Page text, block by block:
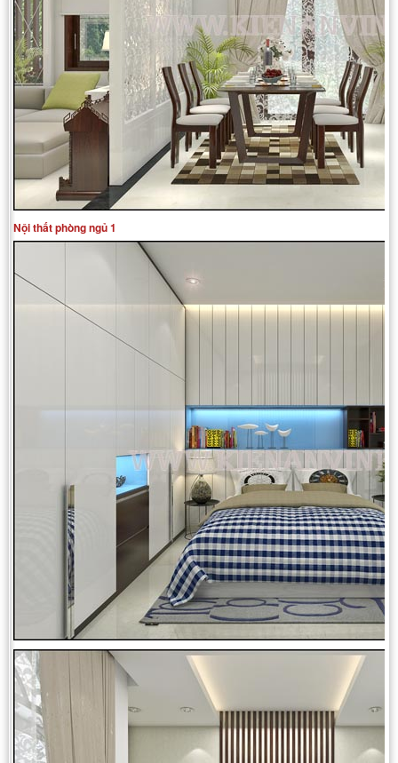
Nội thất phòng ngủ 1